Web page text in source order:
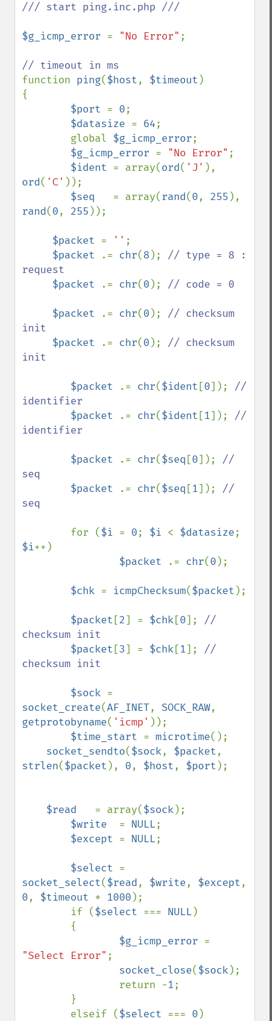
/// start ping.inc.php ///
$g_icmp_error = "No Error" ;
function ping($host, $timeout )
{
$port = 0;
$datasize = 64;
        global
$g_icmp_error;
$g_icmp_error = "No Error" ;
$ident = array(ord( 'J'
ord( 'C' ));
$seq = array(rand(0, 255
rand(0, 255 ));
$packet = '' ;
$packet
.= chr(8); // type = 8 :
request
$packet
.= chr(0 ); // code = 0
$packet .= chr(0 ); // checksum
init
$packet
.= chr(0 ); // checksum
init
$packet .= chr($ident [0]); //
identifier
$packet
.= chr($ident [1]); //
identifier
$packet .= chr($seq [0]); //
seq
$packet
.= chr($seq [1]); //
seq
for ($i = 0; $i < $datasize
$i++)
$packet
.= chr(0 );
$chk = icmpChecksum($packet );
$packet [2] = $chk[0]; //
checksum init
$packet [3] = $chk[1]; //
checksum init
$sock
socket_create(AF_INET, SOCK_RAW
getprotobyname( 'icmp' ));
$time_start = microtime();
socket_sendto($sock, $packet
strlen($packet ), 0, $host, $port );
$read = array($sock);
$write = NULL;
$except = NULL;
$select
socket_select($read, $write, $except
0, $timeout * 1000 );
        if (
$select === NULL)
$g_icmp_error
"Select Error" ;
socket_close($sock);
                return -
1;
        elseif (
$select === 0 )